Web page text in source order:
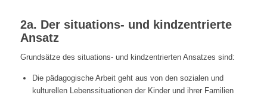
2a. Der situations- und kindzentrierte
Ansatz
Grundsätze des situations- und kindzentrierten Ansatzes sind:
Die pädagogische Arbeit geht aus von den sozialen und
kulturellen Lebenssituationen der Kinder und ihrer Familien